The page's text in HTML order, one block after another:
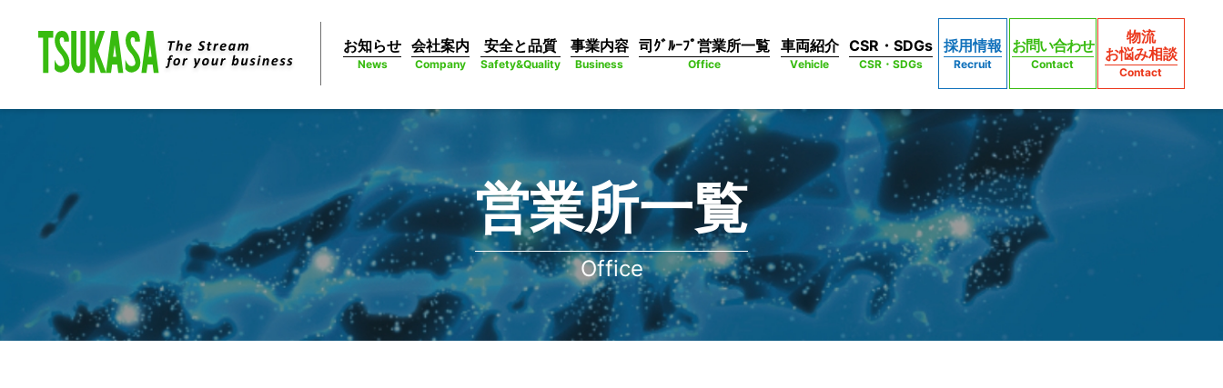
お知らせ
News
会社案内
Company
安全と品質
Safety&Quality
事業内容
Business
司ｸﾞﾙｰﾌﾟ営業所一覧
Office
車両紹介
Vehicle
CSR・SDGs
CSR・SDGs
採用情報
Recruit
お問い合わせ
Contact
物流
お悩み相談
Contact
営業所一覧
Office